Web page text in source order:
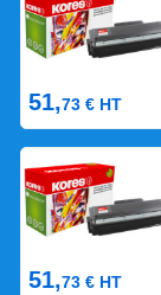
51,73 € HT
51,73 € HT